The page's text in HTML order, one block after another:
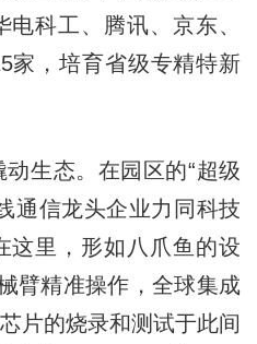
科工、腾讯、京东、
家，培育省级专精特新
生态。在园区的“超级
通信龙头企业力同科技
这里，形如八爪鱼的设
臂精准操作，全球集成
片的烧录和测试于此间